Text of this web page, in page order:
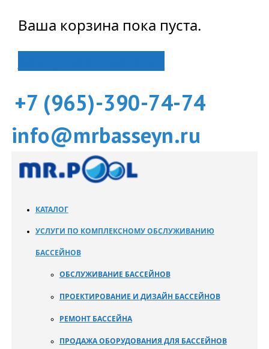
Ваша корзина пока пуста.
+7 (965)-390-74-74
info@mrbasseyn.ru
КАТАЛОГ
УСЛУГИ ПО КОМПЛЕКСНОМУ ОБСЛУЖИВАНИЮ
БАССЕЙНОВ
ОБСЛУЖИВАНИЕ БАССЕЙНОВ
ПРОЕКТИРОВАНИЕ И ДИЗАЙН БАССЕЙНОВ
РЕМОНТ БАССЕЙНА
ПРОДАЖА ОБОРУДОВАНИЯ ДЛЯ БАССЕЙНОВ